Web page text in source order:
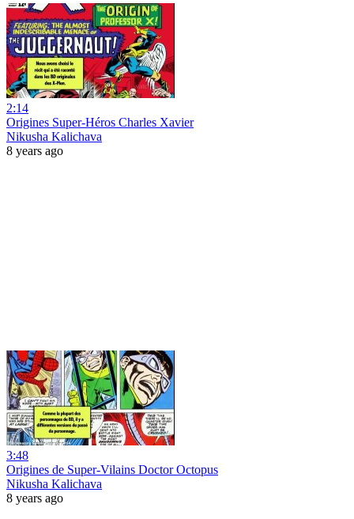
2:14
Origines Super-Héros Charles Xavier
Nikusha Kalichava
8 years ago
3:48
Origines de Super-Vilains Doctor Octopus
Nikusha Kalichava
8 years ago